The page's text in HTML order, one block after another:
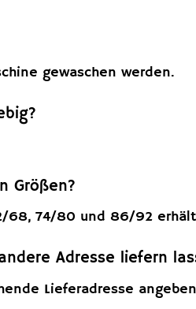
gewaschen werden.
Größen?
68, 74/80 und 86/92
Adresse liefern
Lieferadresse